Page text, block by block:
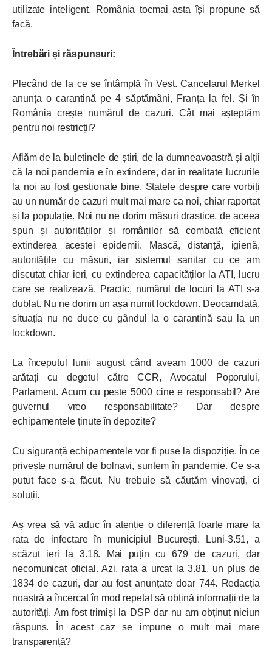
utilizate inteligent. România tocmai asta își propune să
facă.
Întrebări și răspunsuri:
Plecând de la ce se întâmplă în Vest. Cancelarul Merkel
anunța o carantină pe 4 săptămâni, Franța la fel. Și în
România crește numărul de cazuri. Cât mai așteptăm
pentru noi restricții?
Aflăm de la buletinele de știri, de la dumneavoastră și alții
că la noi pandemia e în extindere, dar în realitate lucrurile
la noi au fost gestionate bine. Statele despre care vorbiți
au un număr de cazuri mult mai mare ca noi, chiar raportat
și la populație. Noi nu ne dorim măsuri drastice, de aceea
spun și autorităților și românilor să combată eficient
extinderea acestei epidemii. Mască, distanță, igienă,
autoritățile cu măsuri, iar sistemul sanitar cu ce am
discutat chiar ieri, cu extinderea capacităților la ATI, lucru
care se realizează. Practic, numărul de locuri la ATI s-a
dublat. Nu ne dorim un așa numit lockdown. Deocamdată,
situația nu ne duce cu gândul la o carantină sau la un
lockdown.
La începutul lunii august când aveam 1000 de cazuri
arătați cu degetul către CCR, Avocatul Poporului,
Parlament. Acum cu peste 5000 cine e responsabil? Are
guvernul vreo responsabilitate? Dar despre
echipamentele ținute în depozite?
Cu siguranță echipamentele vor fi puse la dispoziție. În ce
privește numărul de bolnavi, suntem în pandemie. Ce s-a
putut face s-a făcut. Nu trebuie să căutăm vinovați, ci
soluții.
Aș vrea să vă aduc în atenție o diferență foarte mare la
rata de infectare în municipiul București. Luni-3.51, a
scăzut ieri la 3.18. Mai puțin cu 679 de cazuri, dar
necomunicat oficial. Azi, rata a urcat la 3.81, un plus de
1834 de cazuri, dar au fost anunțate doar 744. Redacția
noastră a încercat în mod repetat să obțină informații de la
autorități. Am fost trimiși la DSP dar nu am obținut niciun
răspuns. În acest caz se impune o mult mai mare
transparență?